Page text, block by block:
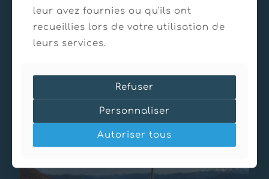
leur avez fournies ou qu'ils ont
recueillies lors de votre utilisation de
leurs services.
Refuser
Personnaliser
Autoriser tous